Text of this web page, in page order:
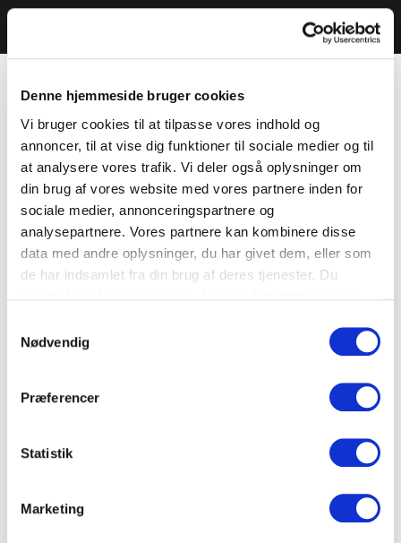
Denne hjemmeside bruger cookies
Vi bruger cookies til at tilpasse vores indhold og
annoncer, til at vise dig funktioner til sociale medier og til
at analysere vores trafik. Vi deler også oplysninger om
din brug af vores website med vores partnere inden for
sociale medier, annonceringspartnere og
analysepartnere. Vores partnere kan kombinere disse
data med andre oplysninger, du har givet dem, eller som
de har indsamlet fra din brug af deres tjenester. Du
Nødvendig
Præferencer
Statistik
Marketing